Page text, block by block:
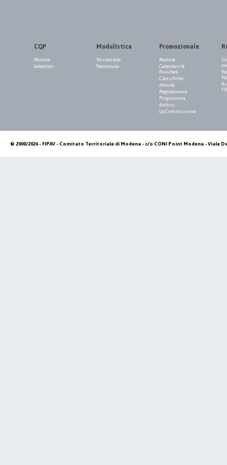
CQP
Notizie
Selezioni
Modulistica
Territoriale
Nazionale
Promozionale
Notizie
Calendari &
Risultati
Classifiche
Attività
Regolamenti
Programma
Archivi
La Commissione
© 2000/2026 - FIPAV - Comitato Territoriale di Modena - c/o CONI Point Modena - Viale